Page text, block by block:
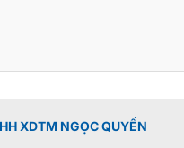
XDTM NGỌC QUYẾN